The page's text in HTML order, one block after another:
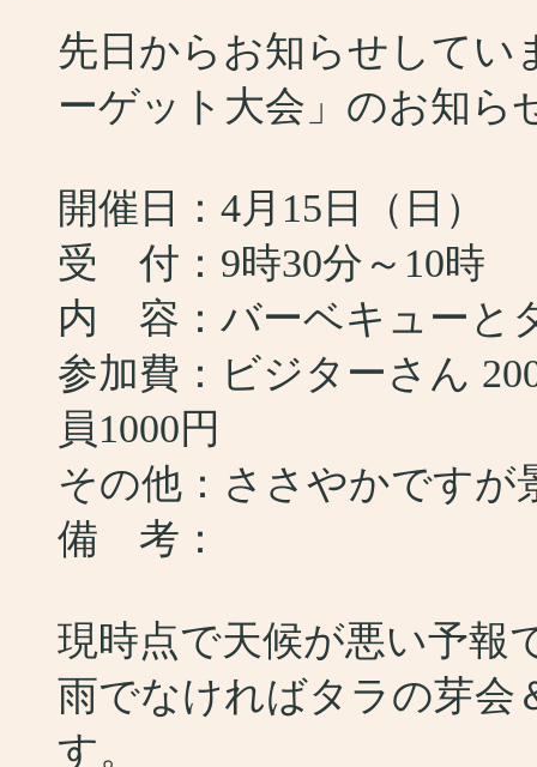
先日からお知らせしてい
ーゲット大会」のお知ら
開催日：4月15日（日）
受 付：9時30分～10時
内 容：バーベキューと
参加費：ビジターさん
員1000円
その他：ささやかですが
備 考：
現時点で天候が悪い予報
雨でなければタラの芽会
す。